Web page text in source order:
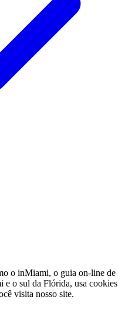
o inMiami, o guia on-line de
e o sul da Flórida, usa cookies
visita nosso site.